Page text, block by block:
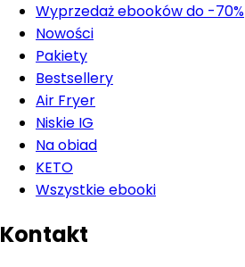
Wyprzedaż ebooków do -70%
Nowości
Pakiety
Bestsellery
Air Fryer
Niskie IG
Na obiad
KETO
Wszystkie ebooki
Kontakt